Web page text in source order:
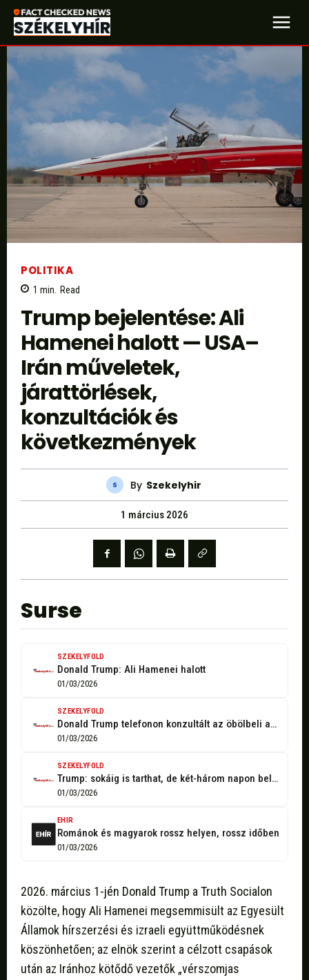
POLITIKA
1 min. Read
Trump bejelentése: Ali
Hamenei halott — USA–
Irán műveletek,
járattörlések,
konzultációk és
következmények
By Szekelyhir
1 március 2026
Surse
SZEKELYFOLD
Donald Trump: Ali Hamenei halott
01/03/2026
SZEKELYFOLD
Donald Trump telefonon konzultált az öbölbeli arab államok vezetőivel
01/03/2026
SZEKELYFOLD
Trump: sokáig is tarthat, de két-három napon belül is le tudom zárni
01/03/2026
EHIR
Románok és magyarok rossz helyen, rossz időben
01/03/2026
2026. március 1-jén Donald Trump a Truth Socialon
közölte, hogy Ali Hamenei megsemmisült az Egyesült
Államok hírszerzési és izraeli együttműködésnek
köszönhetően; az elnök szerint a célzott csapások
után az Iránhoz kötődő vezetők „vérszomjas